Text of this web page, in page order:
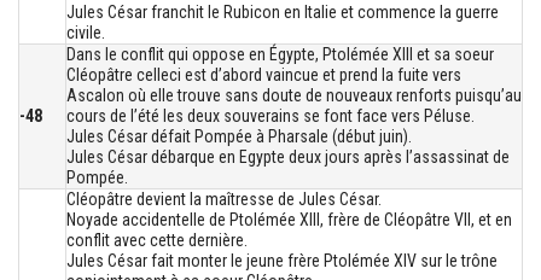
Jules César franchit le Rubicon en Italie et commence la guerre
civile.
-48
Dans le conflit qui oppose en Égypte, Ptolémée XIII et sa soeur
Cléopâtre celleci est d’abord vaincue et prend la fuite vers
Ascalon où elle trouve sans doute de nouveaux renforts puisqu’au
cours de l’été les deux souverains se font face vers Péluse.
Jules César défait Pompée à Pharsale (début juin).
Jules César débarque en Egypte deux jours après l’assassinat de
Pompée.
Cléopâtre devient la maîtresse de Jules César.
Noyade accidentelle de Ptolémée XIII, frère de Cléopâtre VII, et en
conflit avec cette dernière.
Jules César fait monter le jeune frère Ptolémée XIV sur le trône